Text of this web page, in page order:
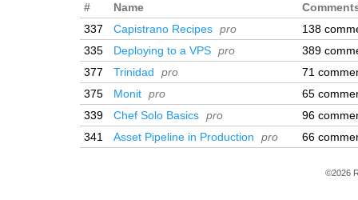
# Name
337
Capistrano Recipes pro
138
335
Deploying to a VPS pro
389
377
Trinidad pro
71
375
Monit pro
65
339
Chef Solo Basics pro
96
341
Asset Pipeline in Production pro 66
©2026